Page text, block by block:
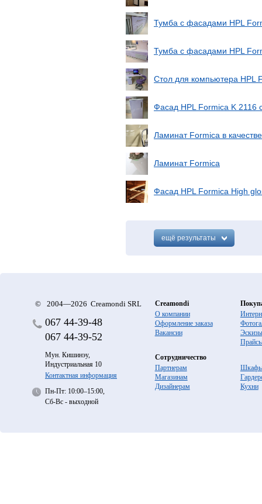
Тумба с фасадами HPL
Тумба с фасадами HPL
Стол для компьютера HPL
Фасад HPL Formica K 2116
Ламинат Formica в
Ламинат Formica
Фасад HPL Formica High
ещё результаты
© 2004—2026 Creamondi SRL
067 44-39-48
067 44-39-52
Мун. Кишинэу,
Индустриальная 10
Контактная информация
Пн-Пт: 10:00–15:00,
Сб-Вс - выходной
Creamondi
О компании
Оформление заказа
Вакансии
Эскизы
Сотрудничество
Партнерам
Магазинам
Дизайнерам
Кухни